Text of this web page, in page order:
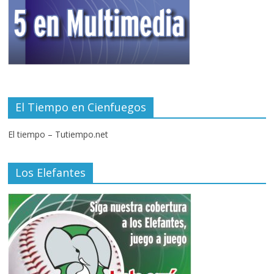
El Tiempo en Cienfuegos
El tiempo – Tutiempo.net
Los Elefantes